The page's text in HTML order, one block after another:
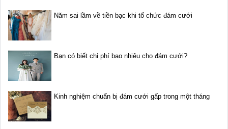
Năm sai lầm về tiền bạc khi tổ chức đám cưới
Bạn có biết chi phí bao nhiêu cho đám cưới?
Kinh nghiệm chuẩn bị đám cưới gấp trong một tháng